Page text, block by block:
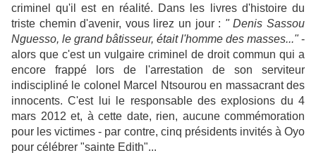
criminel qu'il est en réalité. Dans les livres d'histoire du
triste chemin d'avenir, vous lirez un jour : " Denis Sassou
Nguesso, le grand bâtisseur, était l'homme des masses..."-
alors que c'est un vulgaire criminel de droit commun qui a
encore frappé lors de l'arrestation de son serviteur
indiscipliné le colonel Marcel Ntsourou en massacrant des
innocents. C'est lui le responsable des explosions du 4
mars 2012 et, à cette date, rien, aucune commémoration
pour les victimes - par contre, cinq présidents invités à Oyo
pour célébrer "sainte Edith"...